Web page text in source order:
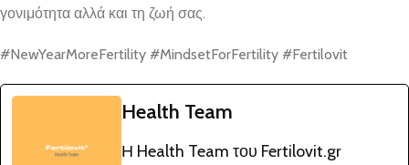
γονιμότητα αλλά και τη ζωή σας.
#NewYearMoreFertility #MindsetForFertility #Fertilovit
Health Team
Η Health Team του Fertilovit.gr